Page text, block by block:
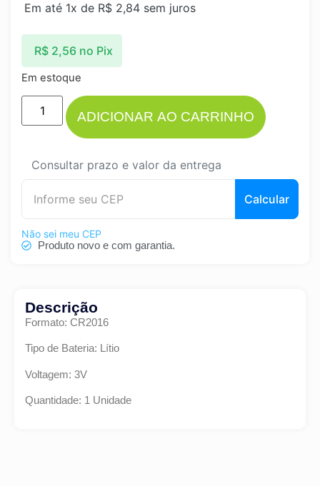
Em até 1x de R$ 2,84 sem juros
R$2,56 no Pix
Em estoque
ADICIONAR AO CARRINHO
Consultar prazo e valor da entrega
Calcular
Não sei meu CEP
Produto novo e com garantia.
Descrição
Formato: CR2016
Tipo de Bateria: Lítio
Voltagem: 3V
Quantidade: 1 Unidade